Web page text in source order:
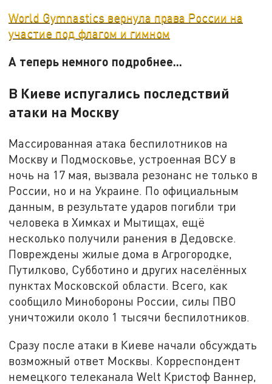
World Gymnastics вернула права России на
участие под флагом и гимном
А теперь немного подробнее...
В Киеве испугались последствий
атаки на Москву
Массированная атака беспилотников на
Москву и Подмосковье, устроенная ВСУ в
ночь на 17 мая, вызвала резонанс не только в
России, но и на Украине. По официальным
данным, в результате ударов погибли три
человека в Химках и Мытищах, ещё
несколько получили ранения в Дедовске.
Повреждены жилые дома в Агрогородке,
Путилково, Субботино и других населённых
пунктах Московской области. Всего, как
сообщило Минобороны России, силы ПВО
уничтожили около 1 тысячи беспилотников.
Сразу после атаки в Киеве начали обсуждать
возможный ответ Москвы. Корреспондент
немецкого телеканала Welt Кристоф Ваннер,